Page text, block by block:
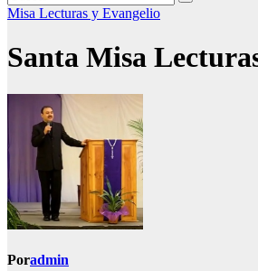
Misa Lecturas y Evangelio
Santa Misa
Poradmin